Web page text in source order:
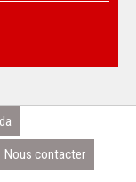
Nous contacter